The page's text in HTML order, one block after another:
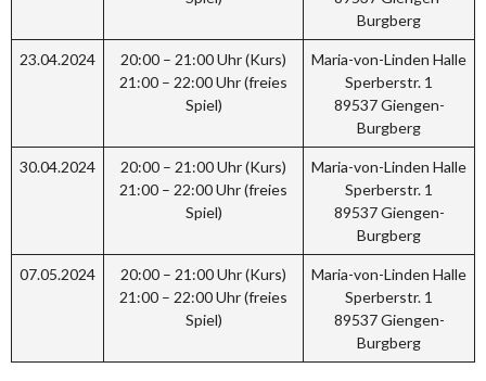
Burgberg
23.04.2024
20:00 – 21:00 Uhr (Kurs)
21:00 – 22:00 Uhr (freies
Spiel)
Maria-von-Linden Halle
Sperberstr. 1
89537 Giengen-
Burgberg
30.04.2024
20:00 – 21:00 Uhr (Kurs)
21:00 – 22:00 Uhr (freies
Spiel)
Maria-von-Linden Halle
Sperberstr. 1
89537 Giengen-
Burgberg
07.05.2024
20:00 – 21:00 Uhr (Kurs)
21:00 – 22:00 Uhr (freies
Spiel)
Maria-von-Linden Halle
Sperberstr. 1
89537 Giengen-
Burgberg